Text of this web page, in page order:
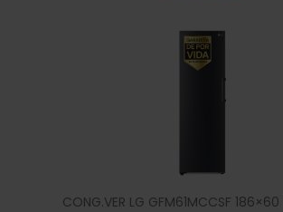
CONG.VER LG GFM61MCCSF 186×60